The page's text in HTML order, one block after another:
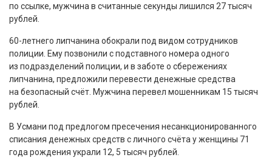
по ссылке, мужчина в считанные секунды лишился 27 тысяч
рублей.
60-летнего липчанина обокрали под видом сотрудников
полиции. Ему позвонили с подставного номера одного
из подразделений полиции, и в заботе о сбережениях
липчанина, предложили перевести денежные средства
на безопасный счёт. Мужчина перевел мошенникам 15 тысяч
рублей.
В Усмани под предлогом пресечения несанкционированного
списания денежных средств с личного счёта у женщины 71
года рождения украли 12, 5 тысяч рублей.